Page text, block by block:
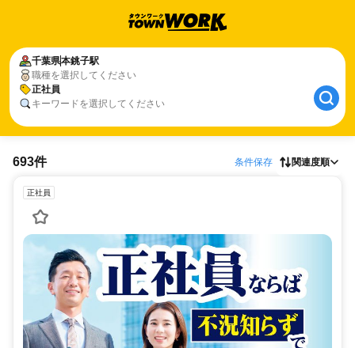
千葉県本銚子駅
職種を選択してください
正社員
キーワードを選択してください
693件 条件保存 関連度順
正社員